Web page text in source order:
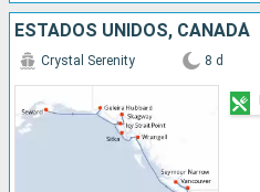
ESTADOS UNIDOS, CANADÁ
Crystal Serenity 8 d